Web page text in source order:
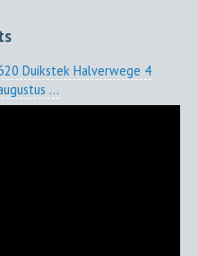
Duikstek Halverwege 4
...